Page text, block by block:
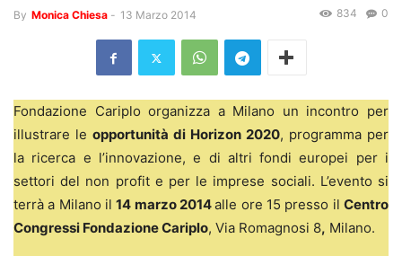
By Monica Chiesa - 13 Marzo 2014 0
834
Fondazione Cariplo organizza a Milano un incontro per
illustrare le opportunità di Horizon 2020, programma per
la ricerca e l’innovazione, e di altri fondi europei per i
settori del non profit e per le imprese sociali. L’evento si
terrà a Milano il14 marzo 2014alle ore 15 presso ilCentro
Congressi Fondazione Cariplo, Via Romagnosi 8, Milano.